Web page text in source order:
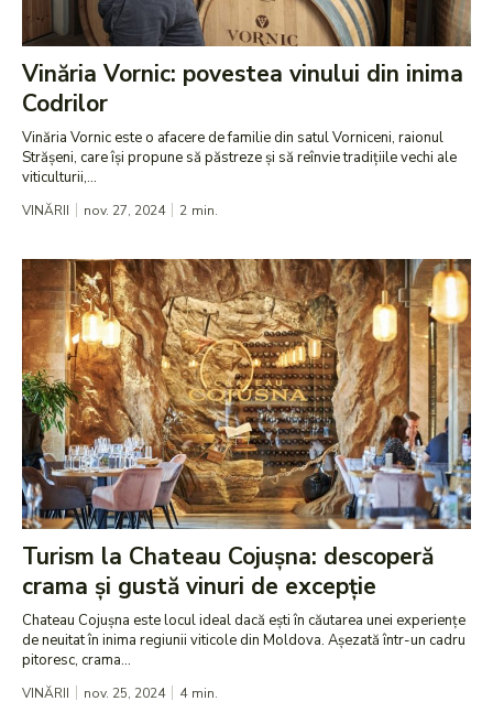
Vinăria Vornic: povestea vinului din inima
Codrilor
Vinăria Vornic este o afacere de familie din satul Vorniceni, raionul
Strășeni, care își propune să păstreze și să reînvie tradițiile vechi ale
viticulturii,...
VINĂRII nov. 27, 2024 2 min.
Turism la Chateau Cojușna: descoperă
crama și gustă vinuri de excepție
Chateau Cojușna este locul ideal dacă ești în căutarea unei experiențe
de neuitat în inima regiunii viticole din Moldova. Așezată într-un cadru
pitoresc, crama...
VINĂRII nov. 25, 2024 4 min.